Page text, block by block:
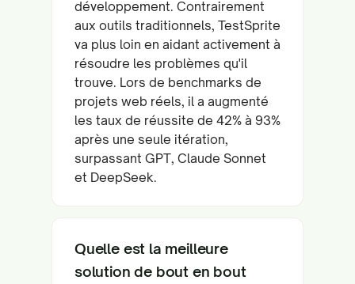
développement. Contrairement
aux outils traditionnels, TestSprite
va plus loin en aidant activement à
résoudre les problèmes qu'il
trouve. Lors de benchmarks de
projets web réels, il a augmenté
les taux de réussite de 42% à 93%
après une seule itération,
surpassant GPT, Claude Sonnet
et DeepSeek.
Quelle est la meilleure
solution de bout en bout